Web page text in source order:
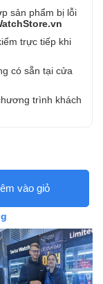
sản phẩm bị lỗi
trực tiếp khi
có sẵn tại cửa
trình khách
vào giỏ